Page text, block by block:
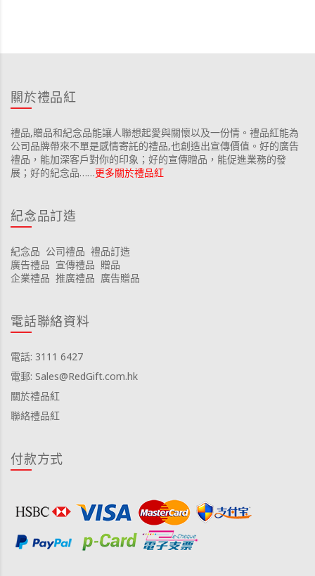
關於禮品紅
禮品,贈品和紀念品能讓人聯想起愛與關懷以及一份情。禮品紅能為
公司品牌帶來不單是感情寄託的禮品,也創造出宣傳價值。好的廣告
禮品，能加深客戶對你的印象；好的宣傳贈品，能促進業務的發
展；好的紀念品……更多關於禮品紅
紀念品訂造
紀念品 公司禮品 禮品訂造
廣告禮品 宣傳禮品 贈品
企業禮品 推廣禮品 廣告贈品
電話聯絡資料
電話: 3111 6427
電郵: Sales@RedGift.com.hk
關於禮品紅
聯絡禮品紅
付款方式